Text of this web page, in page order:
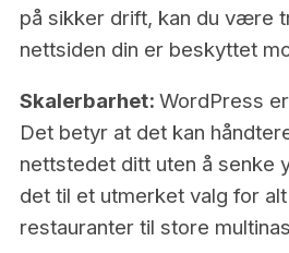
på sikker drift, kan du være
nettsiden din er beskyttet
Skalerbarhet: WordPress
Det betyr at det kan
nettstedet ditt uten å senke
det til et utmerket valg for
restauranter til store